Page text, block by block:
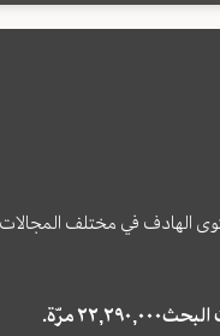
الهادف في مختلف